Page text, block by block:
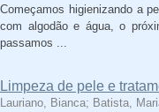
Começamos higienizando a
com algodão e água, o
passamos ...
Limpeza de pele e
Lauriano, Bianca; Batista,